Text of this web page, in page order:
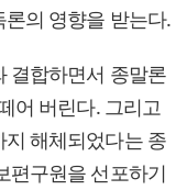
의 영향을 받는다.
결합하면서 종말론
어 버린다. 그리고
해체되었다는 종
편구원을 선포하기